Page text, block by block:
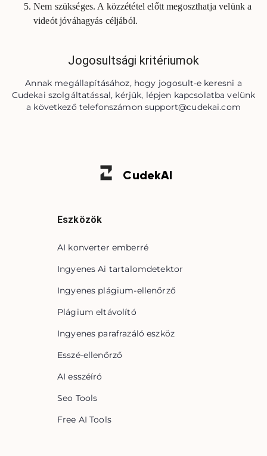
Nem szükséges. A közzététel előtt megoszthatja velünk a
videót jóváhagyás céljából.
Jogosultsági kritériumok
Annak megállapításához, hogy jogosult-e keresni a
Cudekai szolgáltatással, kérjük, lépjen kapcsolatba velünk
a következő telefonszámon support@cudekai.com
CudekAI
Eszközök
AI konverter emberré
Ingyenes Ai tartalomdetektor
Ingyenes plágium-ellenőrző
Plágium eltávolító
Ingyenes parafrazáló eszköz
Esszé-ellenőrző
AI esszéíró
Seo Tools
Free AI Tools